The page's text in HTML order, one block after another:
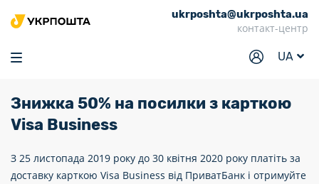
ukrposhta@ukrposhta.ua
контакт-центр
UA
Головна
Маркет
Трекінг
Послуги
Тарифи
Знижка 50% на посилки з карткою
Visa Business
З 25 листопада 2019 року до 30 квітня 2020 року платіть за
доставку карткою Visa Business від ПриватБанк і отримуйте